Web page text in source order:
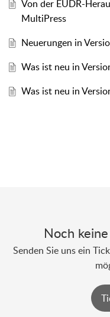
Von der EUDR-
MultiPress
Neuerungen in
Was ist neu in
Was ist neu in
Noch
Senden Sie uns ein